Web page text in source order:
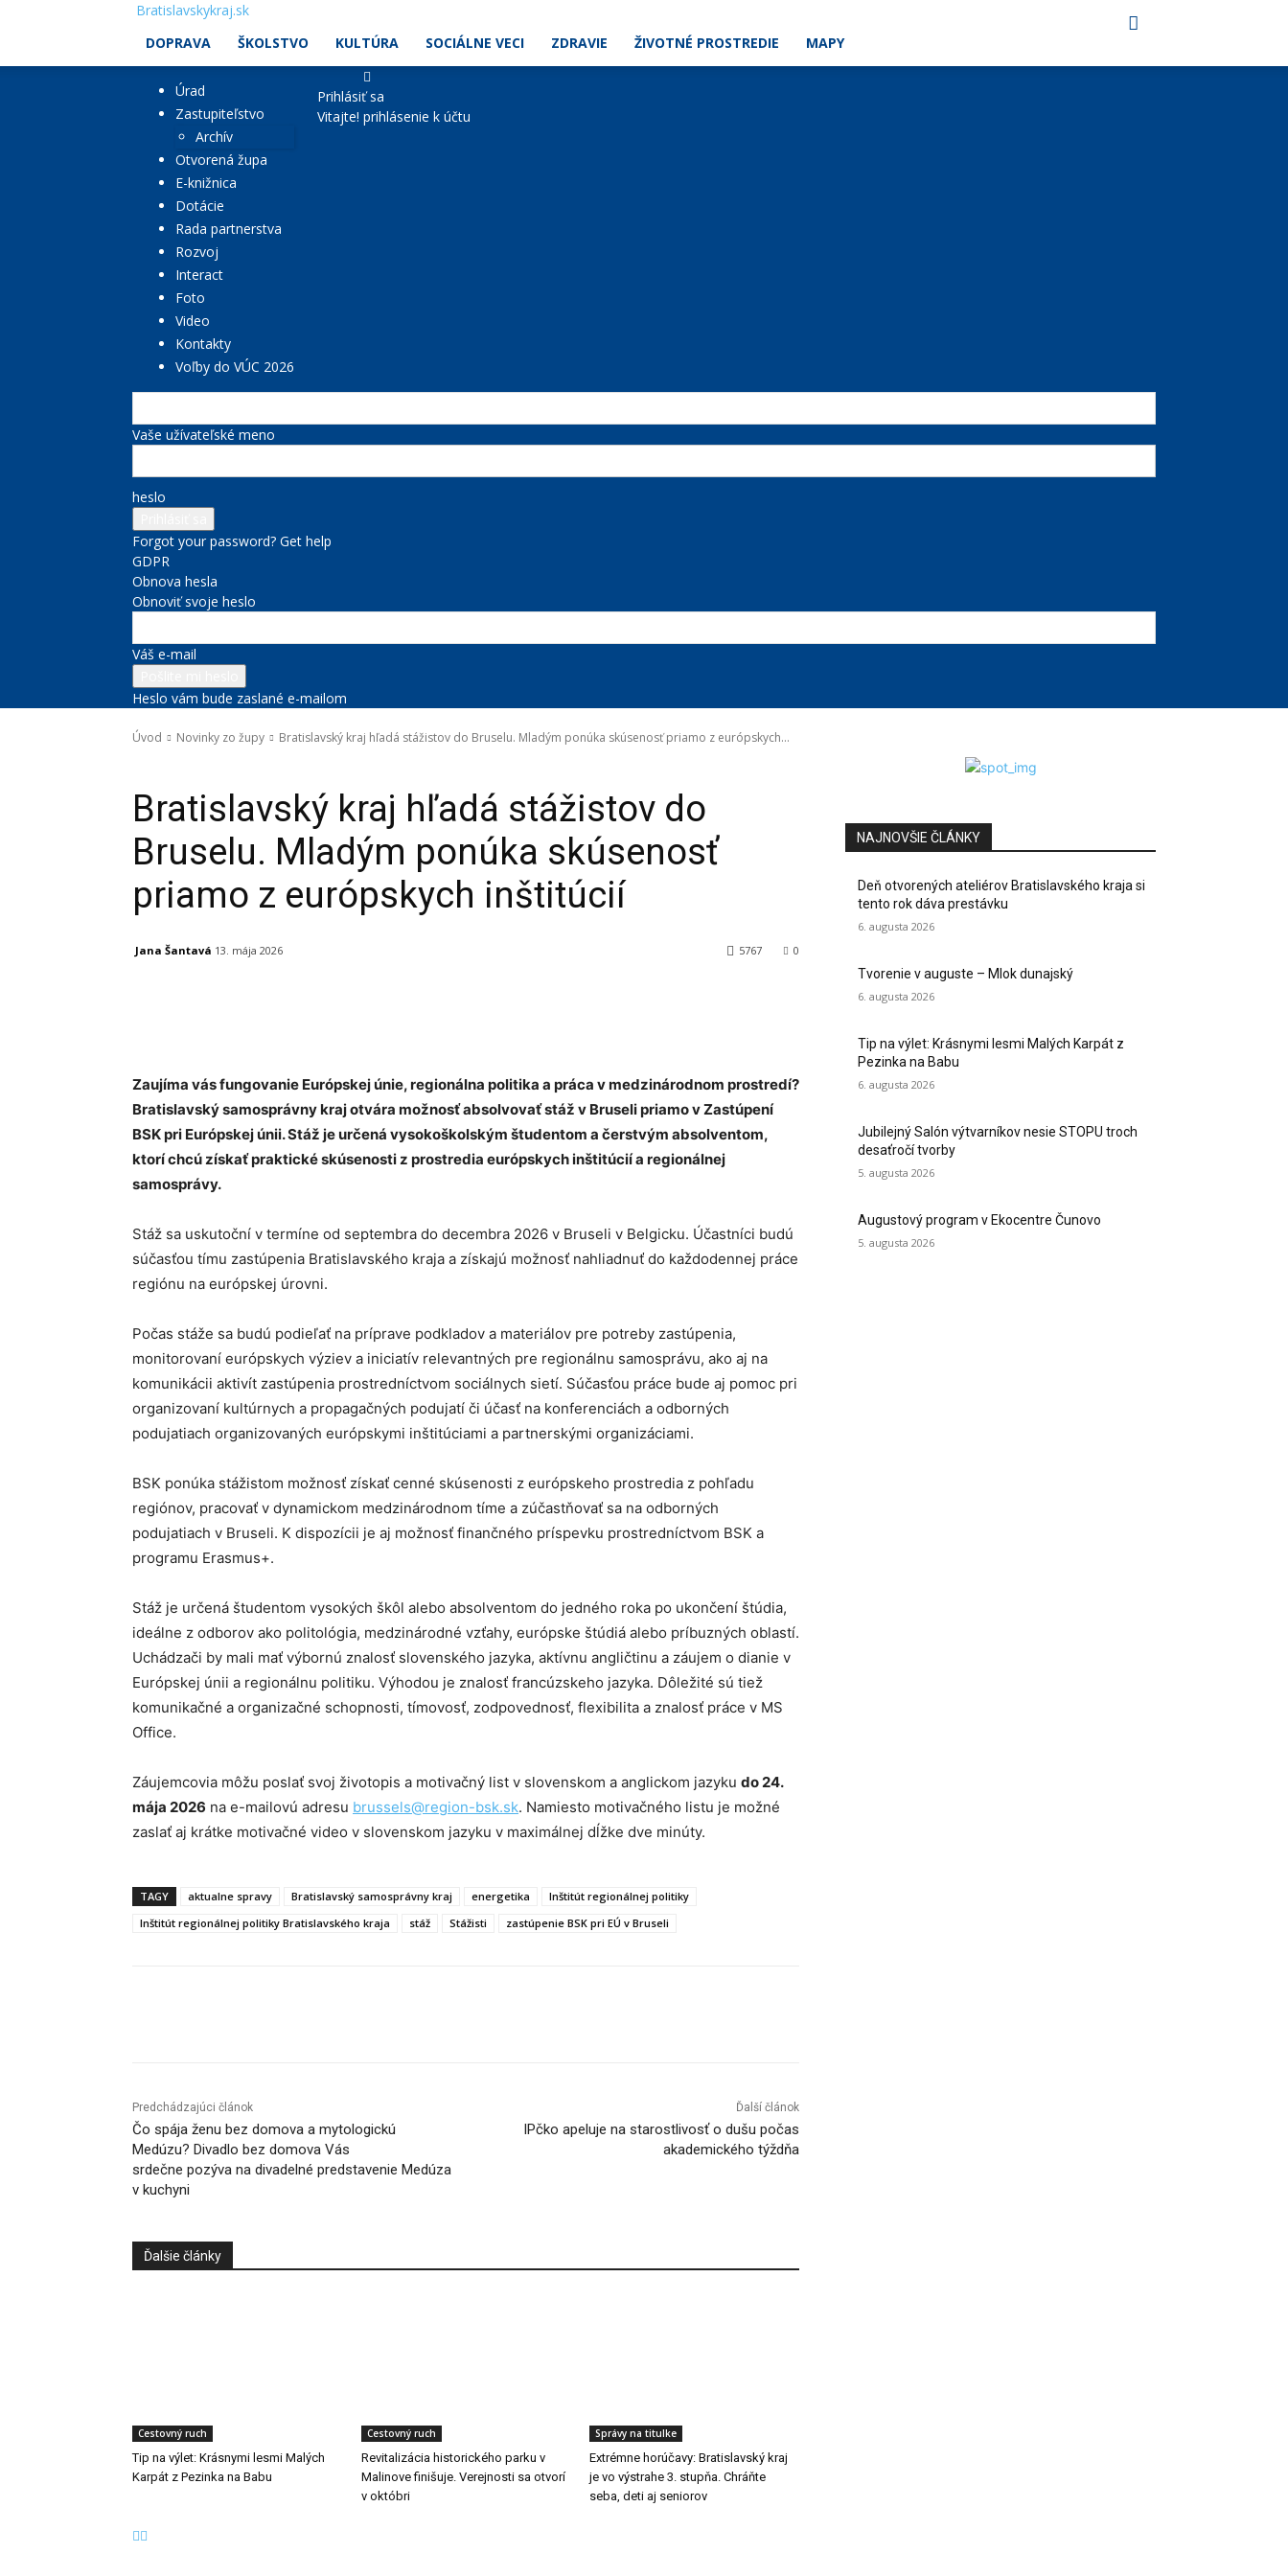
Bratislavskykraj.sk
DOPRAVA
ŠKOLSTVO KULTÚRA SOCIÁLNE VECI ZDRAVIE ŽIVOTNÉ PROSTREDIE MAPY
Úrad
Zastupiteľstvo
Archív
Otvorená župa
E-knižnica
Dotácie
Rada partnerstva
Rozvoj
Interact
Foto
Video
Kontakty
Voľby do VÚC 2026
Prihlásiť sa
Vitajte! prihlásenie k účtu
Vaše užívateľské meno
heslo
Forgot your password? Get help
GDPR
Obnova hesla
Obnoviť svoje heslo
Váš e-mail
Heslo vám bude zaslané e-mailom
Úvod Novinky zo župy Bratislavský kraj hľadá stážistov do Bruselu. Mladým ponúka skúsenosť priamo z európskych...
Bratislavský kraj hľadá stážistov do
Bruselu. Mladým ponúka skúsenosť
priamo z európskych inštitúcií
Jana Šantavá 13. mája 2026 0
5767
Zaujíma vás fungovanie Európskej únie, regionálna politika a práca v medzinárodnom prostredí?
Bratislavský samosprávny kraj otvára možnosť absolvovať stáž v Bruseli priamo v Zastúpení
BSK pri Európskej únii. Stáž je určená vysokoškolským študentom a čerstvým absolventom,
ktorí chcú získať praktické skúsenosti z prostredia európskych inštitúcií a regionálnej
samosprávy.
Stáž sa uskutoční v termíne od septembra do decembra 2026 v Bruseli v Belgicku. Účastníci budú
súčasťou tímu zastúpenia Bratislavského kraja a získajú možnosť nahliadnuť do každodennej práce
regiónu na európskej úrovni.
Počas stáže sa budú podieľať na príprave podkladov a materiálov pre potreby zastúpenia,
monitorovaní európskych výziev a iniciatív relevantných pre regionálnu samosprávu, ako aj na
komunikácii aktivít zastúpenia prostredníctvom sociálnych sietí. Súčasťou práce bude aj pomoc pri
organizovaní kultúrnych a propagačných podujatí či účasť na konferenciách a odborných
podujatiach organizovaných európskymi inštitúciami a partnerskými organizáciami.
BSK ponúka stážistom možnosť získať cenné skúsenosti z európskeho prostredia z pohľadu
regiónov, pracovať v dynamickom medzinárodnom tíme a zúčastňovať sa na odborných
podujatiach v Bruseli. K dispozícii je aj možnosť finančného príspevku prostredníctvom BSK a
programu Erasmus+.
Stáž je určená študentom vysokých škôl alebo absolventom do jedného roka po ukončení štúdia,
ideálne z odborov ako politológia, medzinárodné vzťahy, európske štúdiá alebo príbuzných oblastí.
Uchádzači by mali mať výbornú znalosť slovenského jazyka, aktívnu angličtinu a záujem o dianie v
Európskej únii a regionálnu politiku. Výhodou je znalosť francúzskeho jazyka. Dôležité sú tiež
komunikačné a organizačné schopnosti, tímovosť, zodpovednosť, flexibilita a znalosť práce v MS
Office.
Záujemcovia môžu poslať svoj životopis a motivačný list v slovenskom a anglickom jazyku do 24.
mája 2026 na e-mailovú adresu brussels@region-bsk.sk. Namiesto motivačného listu je možné
zaslať aj krátke motivačné video v slovenskom jazyku v maximálnej dĺžke dve minúty.
TAGY aktualne spravy Bratislavský samosprávny kraj energetika
Inštitút regionálnej politiky
Inštitút regionálnej politiky Bratislavského kraja
stáž Stážisti zastúpenie BSK pri EÚ v Bruseli
Predchádzajúci článok
Čo spája ženu bez domova a mytologickú
Medúzu? Divadlo bez domova Vás
srdečne pozýva na divadelné predstavenie Medúza
v kuchyni
Ďalší článok
IPčko apeluje na starostlivosť o dušu počas
akademického týždňa
Ďalšie články
Cestovný ruch
Tip na výlet: Krásnymi lesmi Malých
Karpát z Pezinka na Babu
Cestovný ruch
Revitalizácia historického parku v
Malinove finišuje. Verejnosti sa otvorí
v októbri
Správy na titulke
Extrémne horúčavy: Bratislavský kraj
je vo výstrahe 3. stupňa. Chráňte
seba, deti aj seniorov
NAJNOVŠIE ČLÁNKY
Deň otvorených ateliérov Bratislavského kraja si
tento rok dáva prestávku
6. augusta 2026
Tvorenie v auguste – Mlok dunajský
6. augusta 2026
Tip na výlet: Krásnymi lesmi Malých Karpát z
Pezinka na Babu
6. augusta 2026
Jubilejný Salón výtvarníkov nesie STOPU troch
desaťročí tvorby
5. augusta 2026
Augustový program v Ekocentre Čunovo
5. augusta 2026